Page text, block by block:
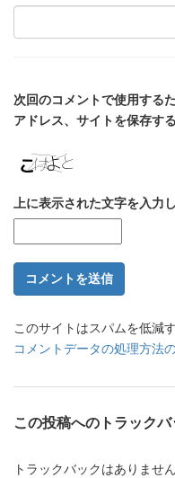
次回のコメントで使用する
アドレス、サイトを保存する
上に表示された文字を入力
このサイトはスパムを低減
コメントデータの処理方法
この投稿へのトラックバ
トラックバックはありません